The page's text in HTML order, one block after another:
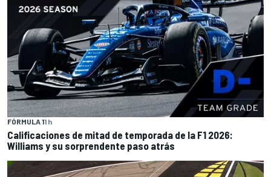
FÓRMULA 11 h
Calificaciones de mitad de temporada de la F1 2026:
Williams y su sorprendente paso atrás